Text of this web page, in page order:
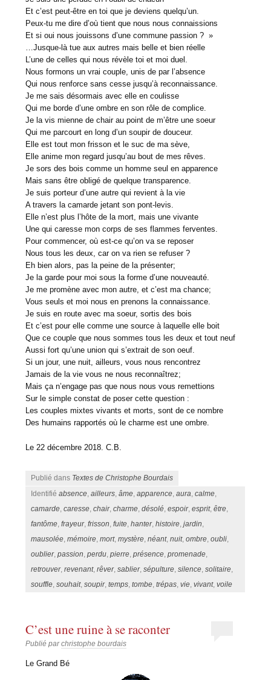
Et c’est peut-être en toi que je deviens quelqu’un.
Peux-tu me dire d’où tient que nous nous connaissions
Et si oui nous jouissons d’une commune passion ? »
…Jusque-là tue aux autres mais belle et bien réelle
L’une de celles qui nous révèle toi et moi duel.
Nous formons un vrai couple, unis de par l’absence
Qui nous renforce sans cesse jusqu’à reconnaissance.
Je me sais désormais avec elle en coulisse
Qui me borde d’une ombre en son rôle de complice.
Je la vis mienne de chair au point de m’être une soeur
Qui me parcourt en long d’un soupir de douceur.
Elle est tout mon frisson et le suc de ma sève,
Elle anime mon regard jusqu’au bout de mes rêves.
Je sors des bois comme un homme seul en apparence
Mais sans être obligé de quelque transparence.
Je suis porteur d’une autre qui revient à la vie
A travers la camarde jetant son pont-levis.
Elle n’est plus l’hôte de la mort, mais une vivante
Une qui caresse mon corps de ses flammes ferventes.
Pour commencer, où est-ce qu’on va se reposer
Nous tous les deux, car on va rien se refuser ?
Eh bien alors, pas la peine de la présenter;
Je la garde pour moi sous la forme d’une nouveauté.
Je me promène avec mon autre, et c’est ma chance;
Vous seuls et moi nous en prenons la connaissance.
Je suis en route avec ma soeur, sortis des bois
Et c’est pour elle comme une source à laquelle elle boit
Que ce couple que nous sommes tous les deux et tout neuf
Aussi fort qu’une union qui s’extrait de son oeuf.
Si un jour, une nuit, ailleurs, vous nous rencontrez
Jamais de la vie vous ne nous reconnaîtrez;
Mais ça n’engage pas que nous nous vous remettions
Sur le simple constat de poser cette question :
Les couples mixtes vivants et morts, sont de ce nombre
Des humains rapportés où le charme est une ombre.
Le 22 décembre 2018. C.B.
Publié dans Textes de Christophe Bourdais
Identifiéabsence,ailleurs,âme,apparence,aura,calme,
camarde,caresse,chair,charme,désolé,espoir,esprit,être,
fantôme,frayeur,frisson,fuite,hanter,histoire,jardin,
mausolée,mémoire,mort,mystère,néant,nuit,ombre,oubli,
oublier,passion,perdu,pierre,présence,promenade,
retrouver,revenant,rêver,sablier,sépulture,silence,solitaire,
souffle,souhait,soupir,temps,tombe,trépas,vie,vivant,voile
C’est une ruine à se raconter
Publié parchristophe bourdais
Le Grand Bé